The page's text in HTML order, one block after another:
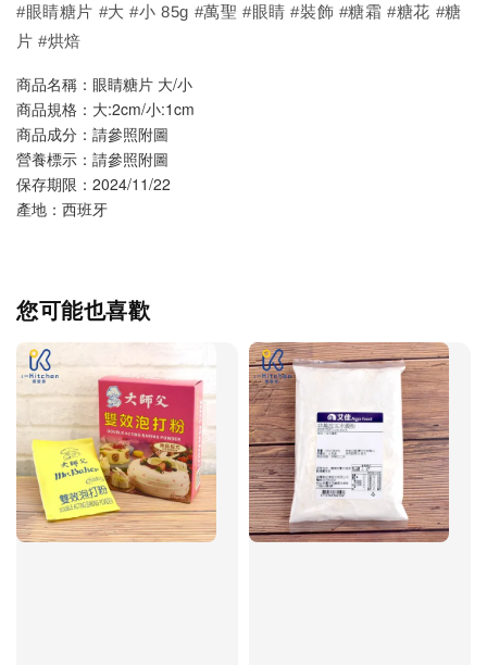
#眼睛糖片 #大 #小 85g #萬聖 #眼睛 #裝飾 #糖霜 #糖花 #糖
片 #烘焙
商品名稱：眼睛糖片 大/小
商品規格：大:2cm/小:1cm
商品成分：請參照附圖
營養標示：請參照附圖
保存期限：2024/11/22
產地：西班牙
您可能也喜歡